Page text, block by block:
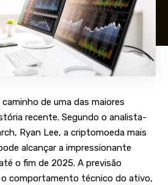
de uma das maiores
recente. Segundo o analista-
Ryan Lee, a criptomoeda mais
alcançar a impressionante
o fim de 2025. A previsão
o comportamento técnico do ativo,